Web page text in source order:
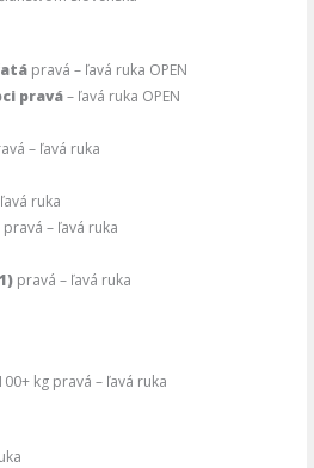
pravá – ľavá ruka OPEN
pravá– ľavá ruka OPEN
– ľavá ruka
ruka
pravá – ľavá ruka
pravá – ľavá ruka
kg pravá – ľavá ruka